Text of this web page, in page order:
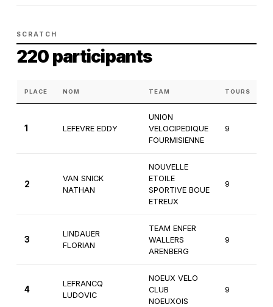
SCRATCH
220 participants
PLACE NOM TEAM TOURS
1 LEFEVRE EDDY
UNION
VELOCIPEDIQUE
FOURMISIENNE
9
2
VAN SNICK
NATHAN
NOUVELLE
ETOILE
SPORTIVE BOUE
ETREUX
9
3
LINDAUER
FLORIAN
TEAM ENFER
WALLERS
ARENBERG
9
4
LEFRANCQ
LUDOVIC
NOEUX VELO
CLUB
NOEUXOIS
9